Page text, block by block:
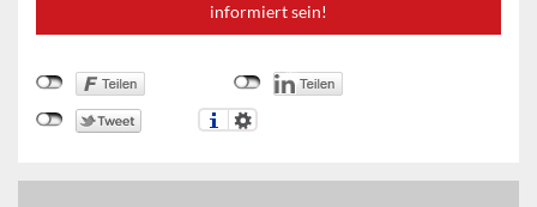
informiert sein!